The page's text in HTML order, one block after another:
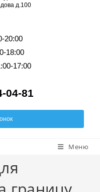
д.100
20:00
18:00
17:00
04-81
Меню